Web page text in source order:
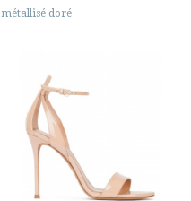
métallisé doré